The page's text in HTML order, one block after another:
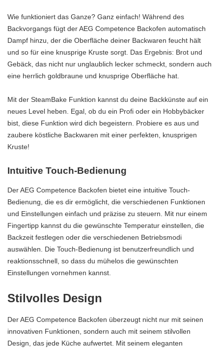
Wie funktioniert das Ganze? Ganz einfach! Während des
Backvorgangs fügt der AEG Competence Backofen automatisch
Dampf hinzu, der die Oberfläche deiner Backwaren feucht hält
und so für eine knusprige Kruste sorgt. Das Ergebnis: Brot und
Gebäck, das nicht nur unglaublich lecker schmeckt, sondern auch
eine herrlich goldbraune und knusprige Oberfläche hat.
Mit der SteamBake Funktion kannst du deine Backkünste auf ein
neues Level heben. Egal, ob du ein Profi oder ein Hobbybäcker
bist, diese Funktion wird dich begeistern. Probiere es aus und
zaubere köstliche Backwaren mit einer perfekten, knusprigen
Kruste!
Intuitive Touch-Bedienung
Der AEG Competence Backofen bietet eine intuitive Touch-
Bedienung, die es dir ermöglicht, die verschiedenen Funktionen
und Einstellungen einfach und präzise zu steuern. Mit nur einem
Fingertipp kannst du die gewünschte Temperatur einstellen, die
Backzeit festlegen oder die verschiedenen Betriebsmodi
auswählen. Die Touch-Bedienung ist benutzerfreundlich und
reaktionsschnell, so dass du mühelos die gewünschten
Einstellungen vornehmen kannst.
Stilvolles Design
Der AEG Competence Backofen überzeugt nicht nur mit seinen
innovativen Funktionen, sondern auch mit seinem stilvollen
Design, das jede Küche aufwertet. Mit seinem eleganten